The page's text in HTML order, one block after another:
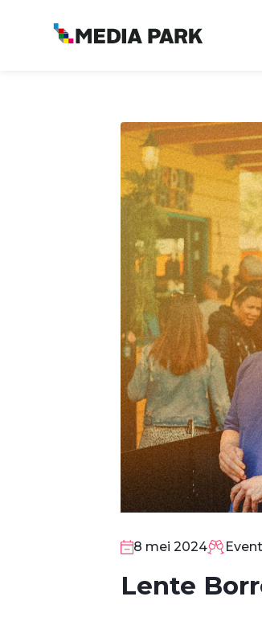
8
8 mei 2024
Lente